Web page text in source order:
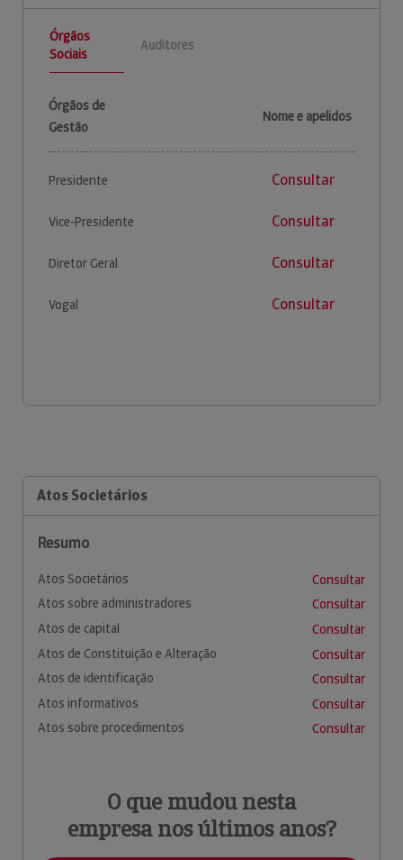
Órgãos
Sociais
Auditores
Órgãos de
Gestão
Nome e apelidos
Presidente Consultar
Vice-Presidente Consultar
Diretor Geral Consultar
Vogal Consultar
Atos Societários
Resumo
Atos Societários
Consultar
Atos sobre administradores
Consultar
Atos de capital
Consultar
Atos de Constituição e Alteração
Consultar
Atos de identificação
Consultar
Atos informativos
Consultar
Atos sobre procedimentos
Consultar
O que mudou nesta
empresa nos últimos anos?